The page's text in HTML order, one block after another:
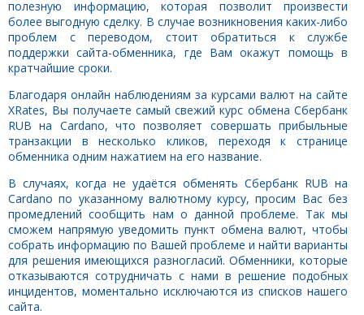
полезную информацию, которая позволит произвести
более выгодную сделку. В случае возникновения каких-либо
проблем с переводом, стоит обратиться к службе
поддержки сайта-обменника, где Вам окажут помощь в
кратчайшие сроки.
Благодаря онлайн наблюдениям за курсами валют на сайте
XRates, Вы получаете самый свежий курс обмена Сбербанк
RUB на Cardano, что позволяет совершать прибыльные
транзакции в несколько кликов, переходя к странице
обменника одним нажатием на его название.
В случаях, когда не удаётся обменять Сбербанк RUB на
Cardano по указанному валютному курсу, просим Вас без
промедлений сообщить нам о данной проблеме. Так мы
сможем напрямую уведомить пункт обмена валют, чтобы
собрать информацию по Вашей проблеме и найти варианты
для решения имеющихся разногласий. Обменники, которые
отказываются сотрудничать с нами в решение подобных
инцидентов, моментально исключаются из списков нашего
сайта.